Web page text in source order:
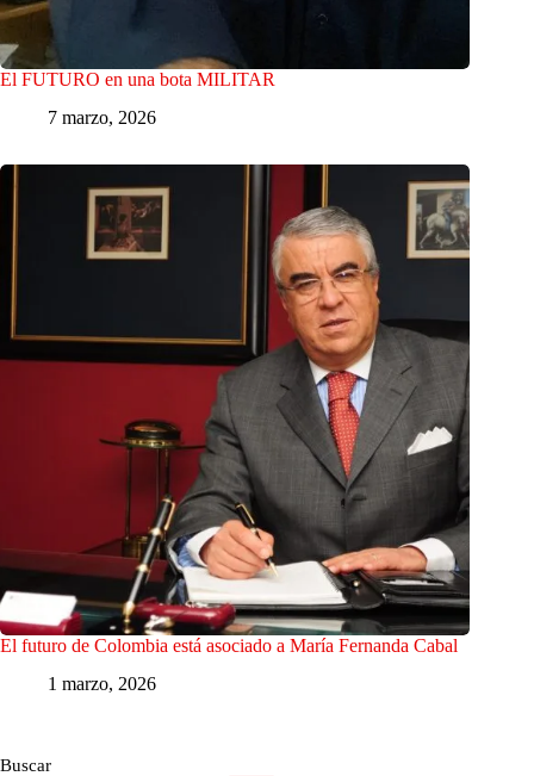
El FUTURO en una bota MILITAR
7 marzo, 2026
El futuro de Colombia está asociado a María Fernanda Cabal
1 marzo, 2026
Buscar